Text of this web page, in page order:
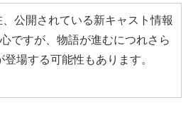
公開されている新キャスト情報
ですが、物語が進むにつれさら
場する可能性もあります。